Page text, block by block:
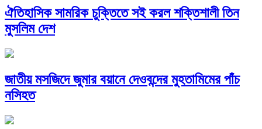
ঐতিহাসিক সামরিক চুক্তিতে সই করল শক্তিশালী তিন
মুসলিম দেশ
জাতীয় মসজিদে জুমার বয়ানে দেওবন্দের মুহতামিমের পাঁচ
নসিহত